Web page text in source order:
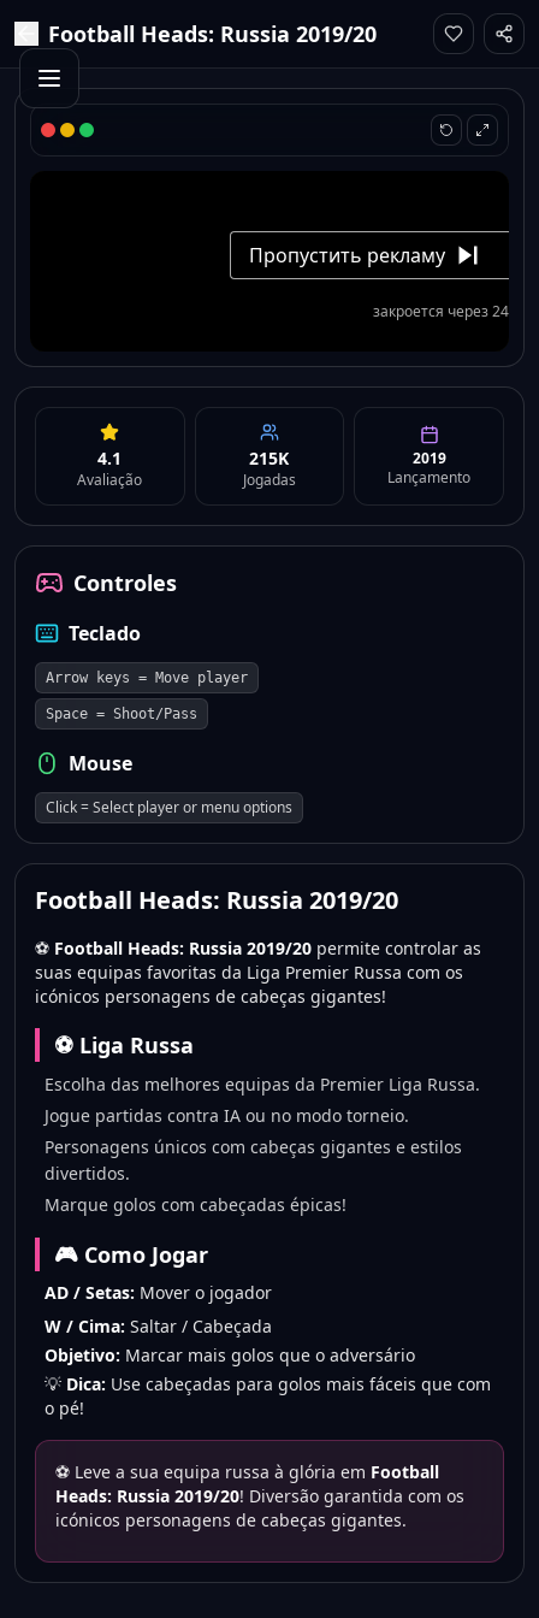
Football Heads: Russia 2019/20
4.1
Avaliação
215K
Jogadas
2019
Lançamento
Controles
Teclado
Arrow keys = Move player
Space = Shoot/Pass
Mouse
Click = Select player or menu options
Football Heads: Russia 2019/20
⚽ Football Heads: Russia 2019/20 permite controlar as
suas equipas favoritas da Liga Premier Russa com os
icónicos personagens de cabeças gigantes!
⚽ Liga Russa
Escolha das melhores equipas da Premier Liga Russa.
Jogue partidas contra IA ou no modo torneio.
Personagens únicos com cabeças gigantes e estilos
divertidos.
Marque golos com cabeçadas épicas!
🎮 Como Jogar
AD / Setas: Mover o jogador
W / Cima: Saltar / Cabeçada
Objetivo: Marcar mais golos que o adversário
💡 Dica: Use cabeçadas para golos mais fáceis que com
o pé!
⚽ Leve a sua equipa russa à glória em Football
Heads: Russia 2019/20! Diversão garantida com os
icónicos personagens de cabeças gigantes.